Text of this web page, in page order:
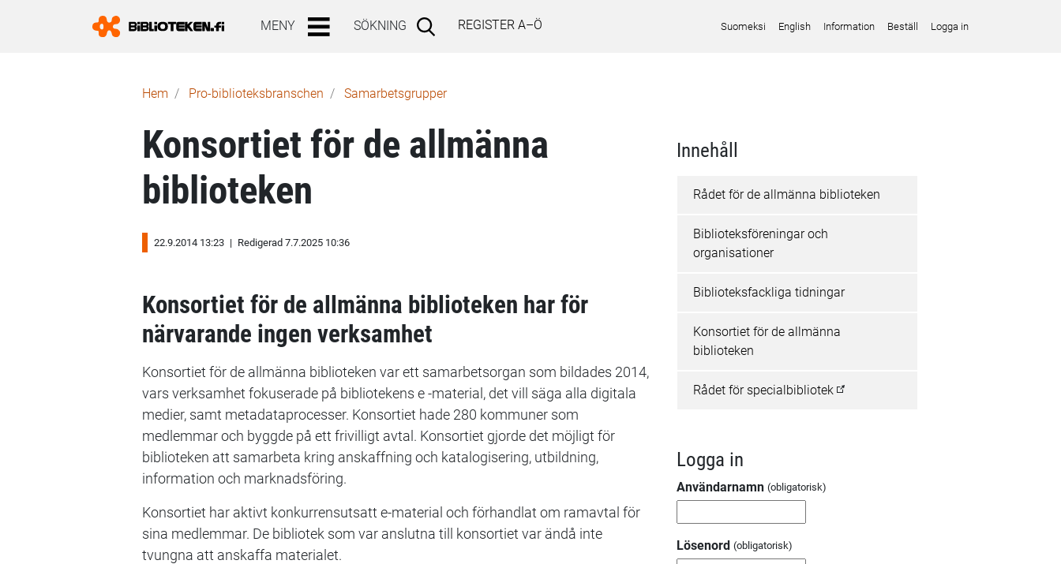
MENY SÖKNING REGISTER A–Ö Suomeksi English Information Beställ Logga in
Länkstig
Hem Pro-biblioteks­branschen Samarbetsgrupper
Konsortiet för de allmänna
biblioteken
22.9.2014 13:23 | Redigerad 7.7.2025 10:36
Konsortiet för de allmänna biblioteken har för
närvarande ingen verksamhet
Konsortiet för de allmänna biblioteken var ett samarbetsorgan som bildades 2014,
vars verksamhet fokuserade på bibliotekens e -material, det vill säga alla digitala
medier, samt metadataprocesser. Konsortiet hade 280 kommuner som
medlemmar och byggde på ett frivilligt avtal. Konsortiet gjorde det möjligt för
biblioteken att samarbeta kring anskaffning och katalogisering, utbildning,
information och marknadsföring.
Konsortiet har aktivt konkurrensutsatt e-material och förhandlat om ramavtal för
sina medlemmar. De bibliotek som var anslutna till konsortiet var ändå inte
tvungna att anskaffa materialet.
Innehåll
Rådet för de allmänna biblioteken
Biblioteksföreningar och
organisationer
Biblioteksfackliga tidningar
Konsortiet för de allmänna
biblioteken
Rådet för specialbibliotek
Logga in
Användarnamn
Lösenord